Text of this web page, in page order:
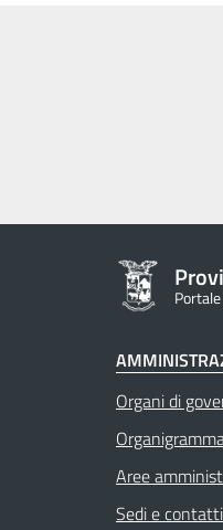
Organi di
Aree
Sedi e contatti